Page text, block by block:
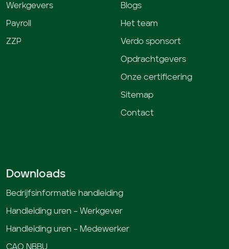
Werkgevers
Payroll
ZZP
Blogs
Het team
Verdo sponsort
Opdrachtgevers
Onze certificering
Sitemap
Contact
Downloads
Bedrijfsinformatie handleiding
Handleiding uren – Werkgever
Handleiding uren – Medewerker